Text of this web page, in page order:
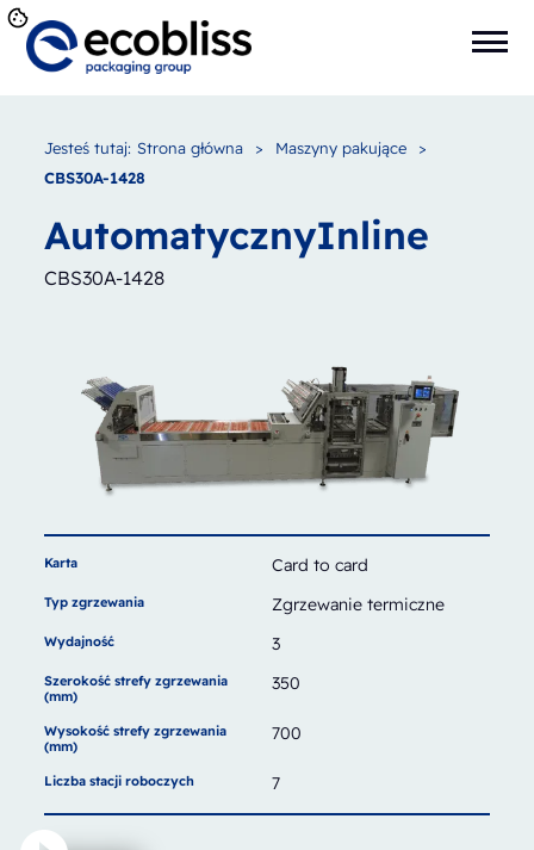
Jesteś tutaj: Strona główna > Maszyny pakujące
>
CBS30A-1428
AutomatycznyInline
CBS30A-1428
Karta Card to card
Typ zgrzewania Zgrzewanie termiczne
Wydajność 3
Szerokość strefy zgrzewania
(mm)
350
Wysokość strefy zgrzewania
(mm)
700
Liczba stacji roboczych 7